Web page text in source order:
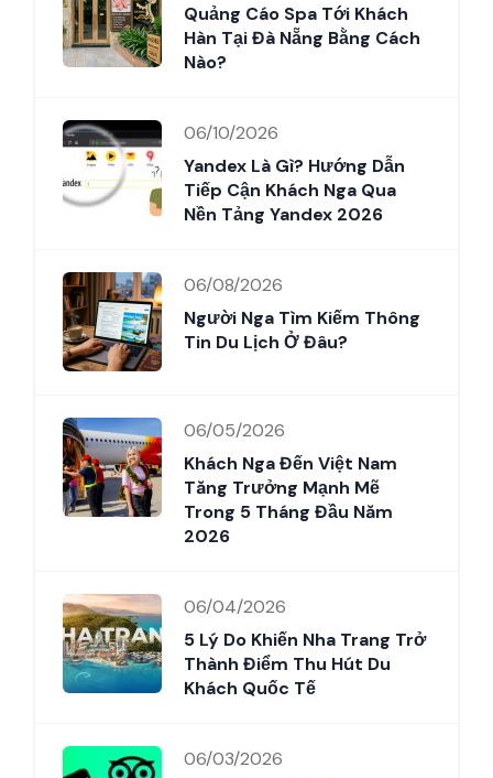
Quảng Cáo Spa Tới Khách
Hàn Tại Đà Nẵng Bằng Cách
Nào?
06/10/2026
Yandex Là Gì? Hướng Dẫn
Tiếp Cận Khách Nga Qua
Nền Tảng Yandex 2026
06/08/2026
Người Nga Tìm Kiếm Thông
Tin Du Lịch Ở Đâu?
06/05/2026
Khách Nga Đến Việt Nam
Tăng Trưởng Mạnh Mẽ
Trong 5 Tháng Đầu Năm
2026
06/04/2026
5 Lý Do Khiến Nha Trang Trở
Thành Điểm Thu Hút Du
Khách Quốc Tế
06/03/2026